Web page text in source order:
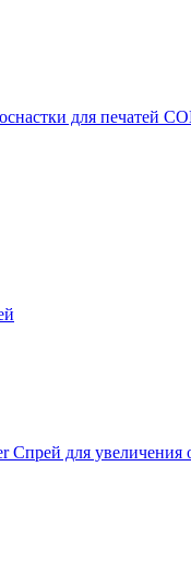
для печатей
Спрей для увеличения